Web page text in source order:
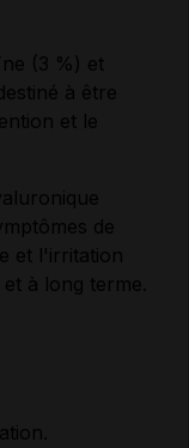
(3 %) et
à être
et le
de
et l'irritation
à long terme.